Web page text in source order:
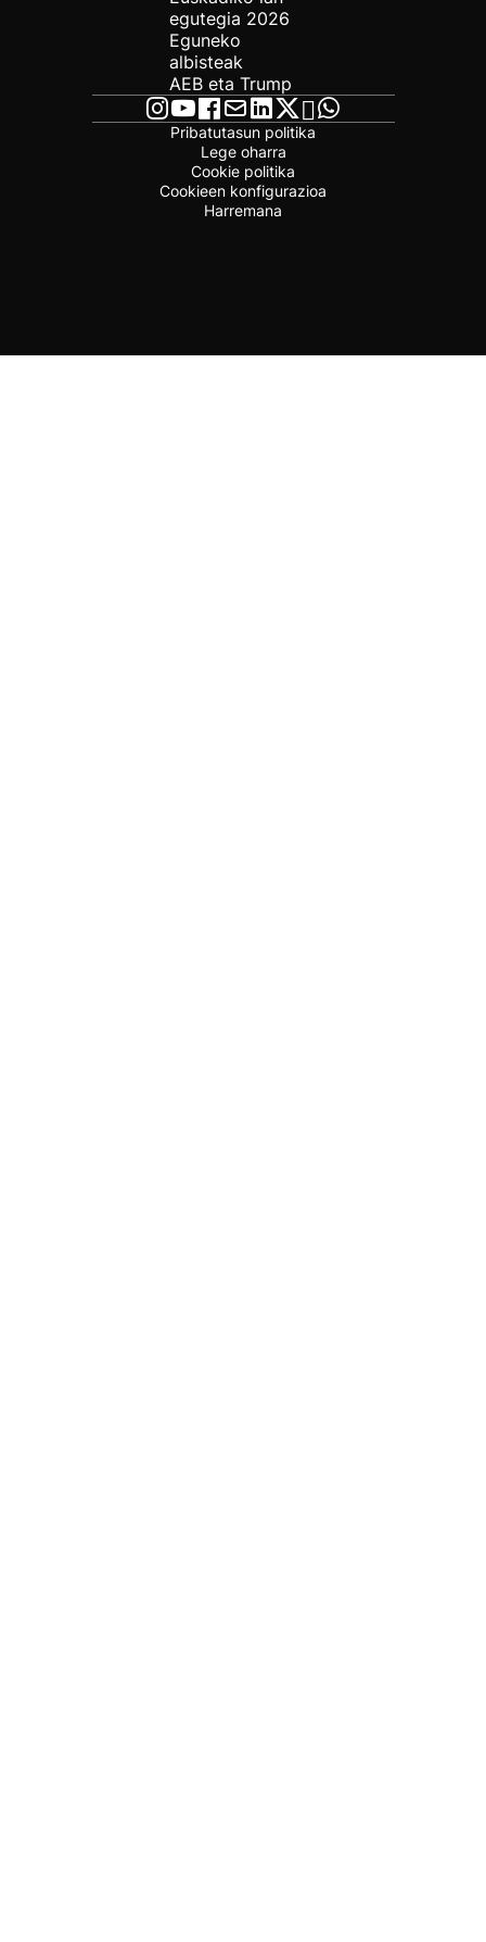
egutegia 2026
Eguneko
albisteak
AEB eta Trump
Pribatutasun politika
Lege oharra
Cookie politika
Cookieen konfigurazioa
Harremana